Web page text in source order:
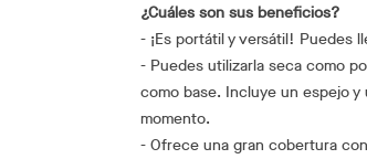
¿Cuáles son sus beneficios?
- ¡Es portátil y versátil! Puedes
- Puedes utilizarla seca como
como base. Incluye un espejo
momento.
- Ofrece una gran cobertura